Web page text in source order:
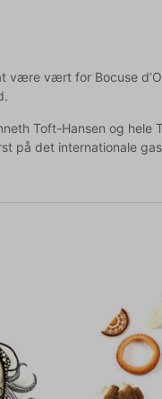
vært for Bocuse
Toft-Hansen og
på det internationale